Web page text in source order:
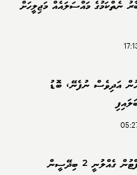
ނެތްކަމުގެ މައްސަލައެއް މަޖިލީހަށް
އަދިވެސް ނުފެނޭ، ބޮޑު
2 ބިދޭސީން